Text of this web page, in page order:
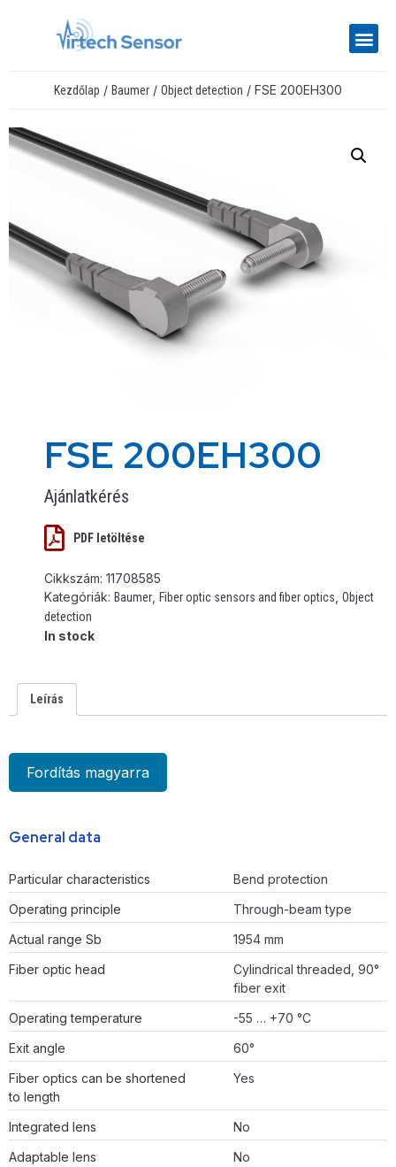
Kezdőlap / Baumer / Object detection / FSE 200EH300
FSE 200EH300
Ajánlatkérés
PDF letöltése
Cikkszám: 11708585
Kategóriák: Baumer Fiber optic sensors and fiber optics Object
detection
In stock
Leírás
Fordítás magyarra
General data
Particular characteristics
Bend protection
Operating principle
Through-beam type
Actual range Sb
1954 mm
Fiber optic head
Cylindrical threaded, 90°
fiber exit
Operating temperature
-55 … +70 °C
Exit angle
60°
Fiber optics can be shortened
to length
Yes
Integrated lens
No
Adaptable lens
No